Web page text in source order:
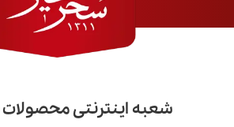
شعبه اینترنتی